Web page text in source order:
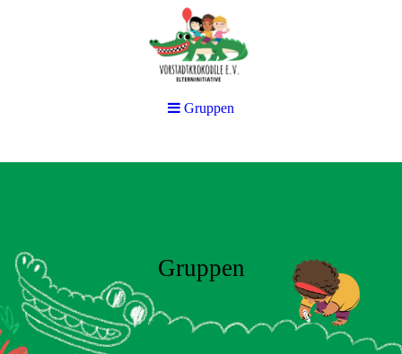
Gruppen
Gruppen